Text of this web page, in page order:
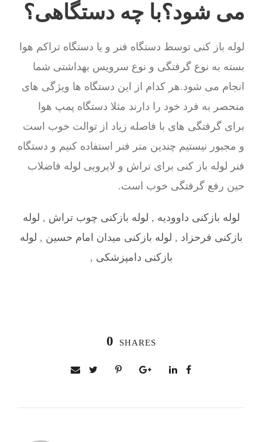
می شود؟با چه دستگاهی؟
لوله باز کنی توسط دستگاه فنر و یا دستگاه تراکم هوا
بسته به نوع گرفتگی و نوع سرویس بهداشتی شما
انجام می شود.هر کدام از این دستگاه ها ویژگی های
منحصر به فرد خود را دارند مثلا دستگاه پمپ هوا
برای گرفتگی های با فاصله زیاد از توالت خوب است
و مجبور نیستیم چندین متر فنر استفاده کنیم و دستگاه
فنر لوله باز کنی برای تراش و لایروبی لوله فاضلاب
حین رفع گرفتگی خوب است.
لوله بازکنی داوودیه , لوله بازکنی چوب تراش , لوله
بازکنی فرحزاد , لوله بازکنی میدان امام حسین , لوله
بازکنی دامپزشکی ,
0 SHARES